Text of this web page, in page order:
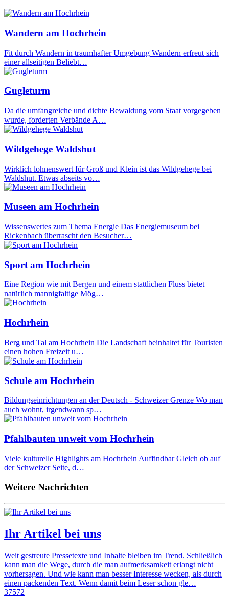
Wandern am Hochrhein
Fit durch Wandern in traumhafter Umgebung Wandern erfreut sich
einer allseitigen Beliebt…
Gugleturm
Da die umfangreiche und dichte Bewaldung vom Staat vorgegeben
wurde, forderten Verbände A…
Wildgehege Waldshut
Wirklich lohnenswert für Groß und Klein ist das Wildgehege bei
Waldshut. Etwas abseits vo…
Museen am Hochrhein
Wissenswertes zum Thema Energie Das Energiemuseum bei
Rickenbach überrascht den Besucher…
Sport am Hochrhein
Eine Region wie mit Bergen und einem stattlichen Fluss bietet
natürlich mannigfaltige Mög…
Hochrhein
Berg und Tal am Hochrhein Die Landschaft beinhaltet für Touristen
einen hohen Freizeit u…
Schule am Hochrhein
Bildungseinrichtungen an der Deutsch - Schweizer Grenze Wo man
auch wohnt, irgendwann sp…
Pfahlbauten unweit vom Hochrhein
Viele kulturelle Highlights am Hochrhein Auffindbar Gleich ob auf
der Schweizer Seite, d…
Weitere Nachrichten
Ihr Artikel bei uns
Weit gestreute Pressetexte und Inhalte bleiben im Trend. Schließlich
kann man die Wege, durch die man aufmerksamkeit erlangt nicht
vorhersagen. Und wie kann man besser Interesse wecken, als durch
einen packenden Text. Wenn damit beim Leser schon gle…
37572